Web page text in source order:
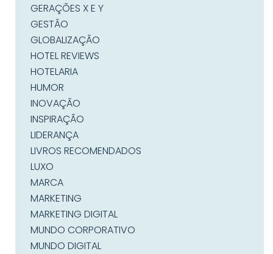
GERAÇÕES X E Y
GESTÃO
GLOBALIZAÇÃO
HOTEL REVIEWS
HOTELARIA
HUMOR
INOVAÇÃO
INSPIRAÇÃO
LIDERANÇA
LIVROS RECOMENDADOS
LUXO
MARCA
MARKETING
MARKETING DIGITAL
MUNDO CORPORATIVO
MUNDO DIGITAL